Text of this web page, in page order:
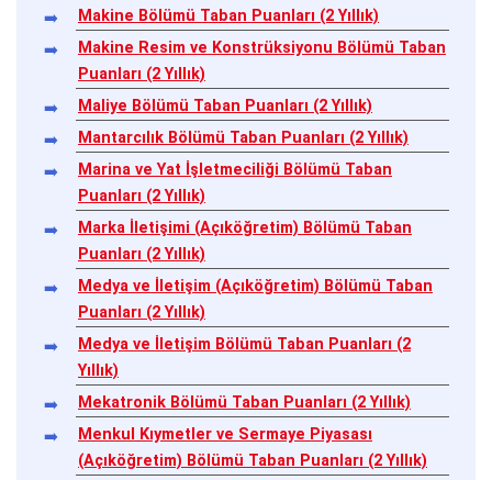
Makine Bölümü Taban Puanları (2 Yıllık)
Makine Resim ve Konstrüksiyonu Bölümü Taban
Puanları (2 Yıllık)
Maliye Bölümü Taban Puanları (2 Yıllık)
Mantarcılık Bölümü Taban Puanları (2 Yıllık)
Marina ve Yat İşletmeciliği Bölümü Taban
Puanları (2 Yıllık)
Marka İletişimi (Açıköğretim) Bölümü Taban
Puanları (2 Yıllık)
Medya ve İletişim (Açıköğretim) Bölümü Taban
Puanları (2 Yıllık)
Medya ve İletişim Bölümü Taban Puanları (2
Yıllık)
Mekatronik Bölümü Taban Puanları (2 Yıllık)
Menkul Kıymetler ve Sermaye Piyasası
(Açıköğretim) Bölümü Taban Puanları (2 Yıllık)